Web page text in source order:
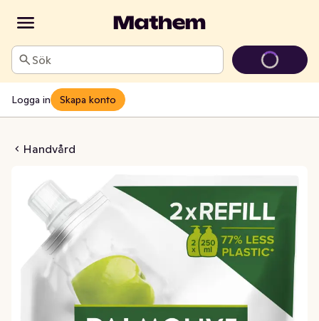
Sök
Logga in Skapa konto
Handvård
Refill Olive & Milk